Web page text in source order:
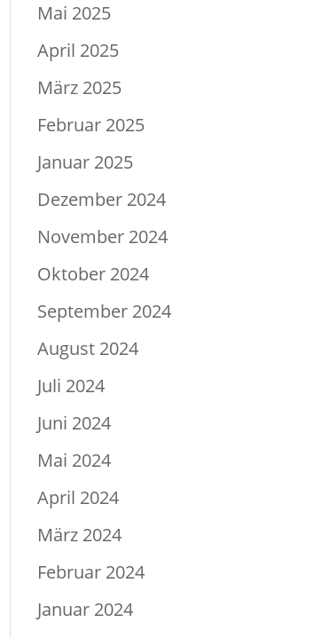
Mai 2025
April 2025
März 2025
Februar 2025
Januar 2025
Dezember 2024
November 2024
Oktober 2024
September 2024
August 2024
Juli 2024
Juni 2024
Mai 2024
April 2024
März 2024
Februar 2024
Januar 2024